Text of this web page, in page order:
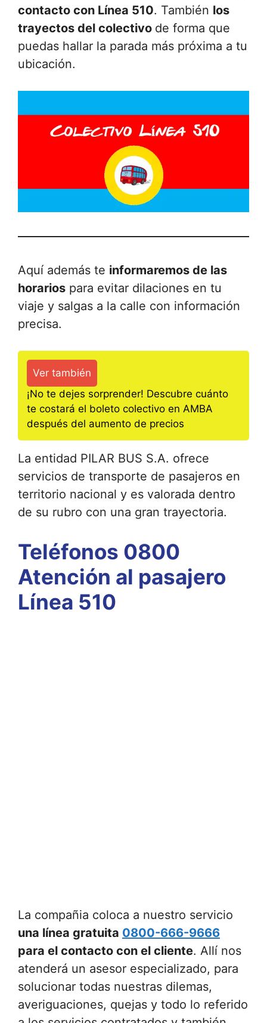
contacto con Línea 510. También los
trayectos del colectivo de forma que
puedas hallar la parada más próxima a tu
ubicación.
Aquí además te informaremos de las
horarios para evitar dilaciones en tu
viaje y salgas a la calle con información
precisa.
Ver también
¡No te dejes sorprender! Descubre cuánto
te costará el boleto colectivo en AMBA
después del aumento de precios
La entidad PILAR BUS S.A. ofrece
servicios de transporte de pasajeros en
territorio nacional y es valorada dentro
de su rubro con una gran trayectoria.
Teléfonos 0800
Atención al pasajero
Línea 510
La compañia coloca a nuestro servicio
una línea gratuita 0800-666-9666
para el contacto con el cliente. Allí nos
atenderá un asesor especializado, para
solucionar todas nuestras dilemas,
averiguaciones, quejas y todo lo referido